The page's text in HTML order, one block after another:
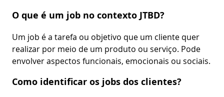
O que é um job no contexto JTBD?
Um job é a tarefa ou objetivo que um cliente quer
realizar por meio de um produto ou serviço. Pode
envolver aspectos funcionais, emocionais ou sociais.
Como identificar os jobs dos clientes?